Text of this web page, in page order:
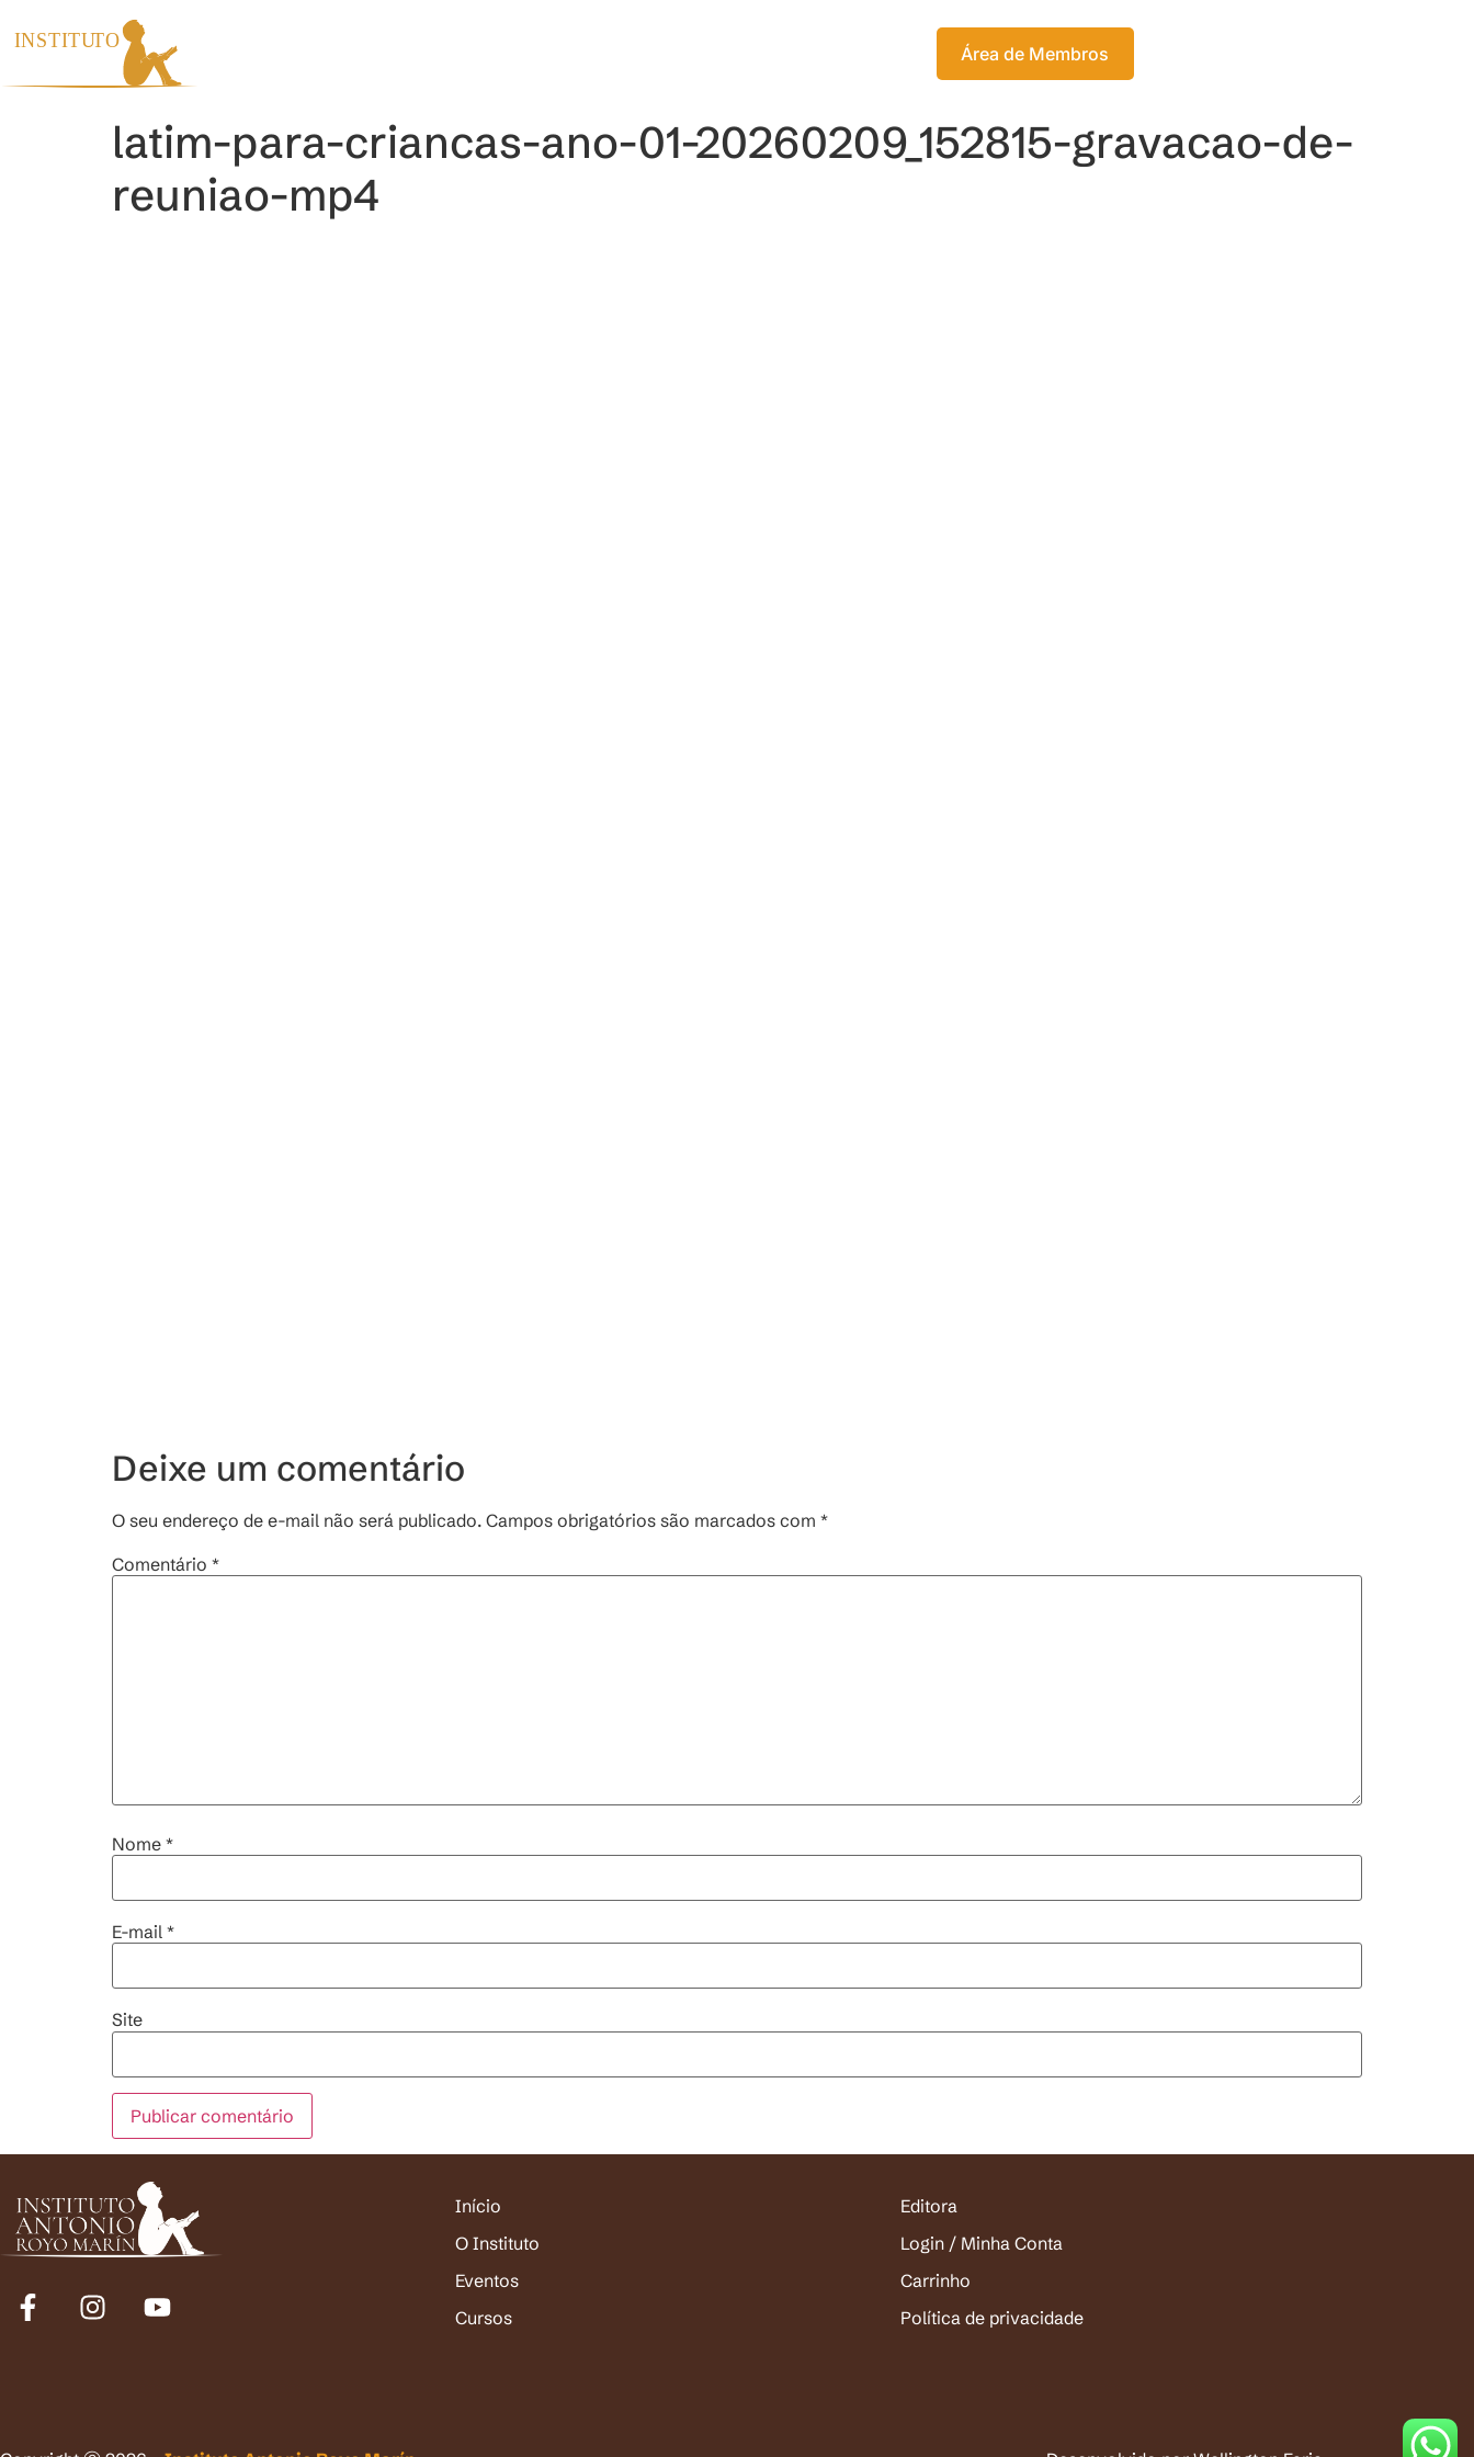
Área de Membros
latim-para-criancas-ano-01-20260209_152815-gravacao-de-
reuniao-mp4
Deixe um comentário
O seu endereço de e-mail não será publicado. Campos obrigatórios são marcados com *
Comentário *
Nome *
E-mail *
Site
Início
O Instituto
Eventos
Cursos
Editora
Login / Minha Conta
Carrinho
Política de privacidade